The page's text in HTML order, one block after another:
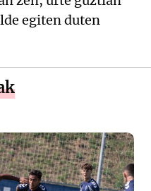
egiten duten